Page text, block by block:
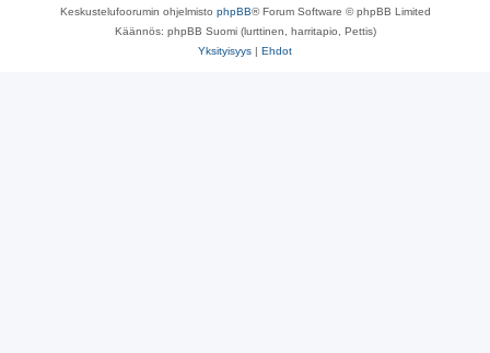
Keskustelufoorumin ohjelmisto phpBB® Forum Software © phpBB Limited
Käännös: phpBB Suomi (lurttinen, harritapio, Pettis)
Yksityisyys | Ehdot